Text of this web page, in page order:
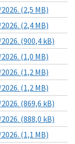
(2,5 MB)
(2,4 MB)
(900,4 kB)
(1,0 MB)
(1,2 MB)
(1,2 MB)
(869,6 kB)
(888,0 kB)
(1,1 MB)